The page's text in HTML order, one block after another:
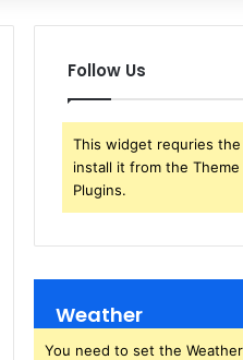
Follow Us
This widget requries the
install it from the
Plugins.
Weather
You need to set the